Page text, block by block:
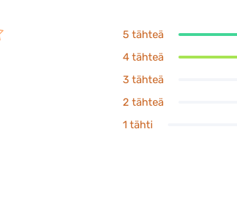
5 tähteä
4 tähteä
3 tähteä
2 tähteä
1 tähti